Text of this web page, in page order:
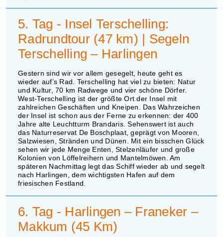
5. Tag - Insel Terschelling:
Radrundtour (47 km) | Segeln
Terschelling – Harlingen
Gestern sind wir vor allem gesegelt, heute geht es
wieder auf’s Rad. Terschelling hat viel zu bieten: Natur
und Kultur, 70 km Radwege und vier schöne Dörfer.
West-Terschelling ist der größte Ort der Insel mit
zahlreichen Geschäften und Kneipen. Das Wahrzeichen
der Insel ist schon aus der Ferne zu erkennen: der 400
Jahre alte Leuchtturm Brandaris. Sehenswert ist auch
das Naturreservat De Boschplaat, geprägt von Mooren,
Salzwiesen, Stränden und Dünen. Mit ein bisschen Glück
sehen wir jede Menge Enten, Stelzenläufer und große
Kolonien von Löffelreihern und Mantelmöwen. Am
späteren Nachmittag legt das Schiff wieder ab und segelt
nach Harlingen, dem wichtigsten Hafen auf dem
friesischen Festland.
6. Tag - Harlingen – Franeker –
Makkum (45 Km)